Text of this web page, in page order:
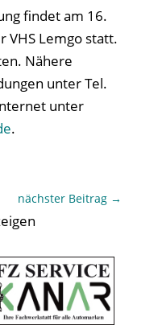
findet am 16.
VHS Lemgo statt.
Nähere
unter Tel.
unter
.
nächster Beitrag →